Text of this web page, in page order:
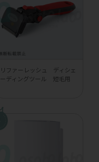
リファーレッシュ ディシェ
ーディングツール 短毛用